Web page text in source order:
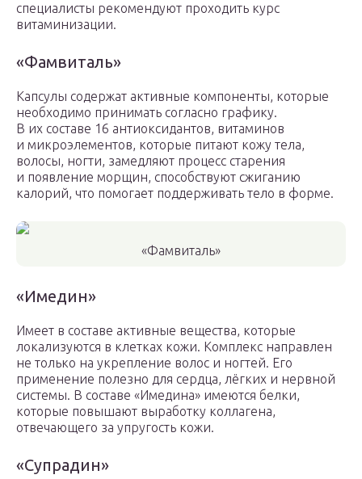
специалисты рекомендуют проходить курс
витаминизации.
«Фамвиталь»
Капсулы содержат активные компоненты, которые
необходимо принимать согласно графику.
В их составе 16 антиоксидантов, витаминов
и микроэлементов, которые питают кожу тела,
волосы, ногти, замедляют процесс старения
и появление морщин, способствуют сжиганию
калорий, что помогает поддерживать тело в форме.
«Фамвиталь»
«Имедин»
Имеет в составе активные вещества, которые
локализуются в клетках кожи. Комплекс направлен
не только на укрепление волос и ногтей. Его
применение полезно для сердца, лёгких и нервной
системы. В составе «Имедина» имеются белки,
которые повышают выработку коллагена,
отвечающего за упругость кожи.
«Супрадин»